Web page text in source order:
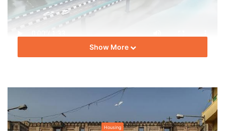
Show More
Housing